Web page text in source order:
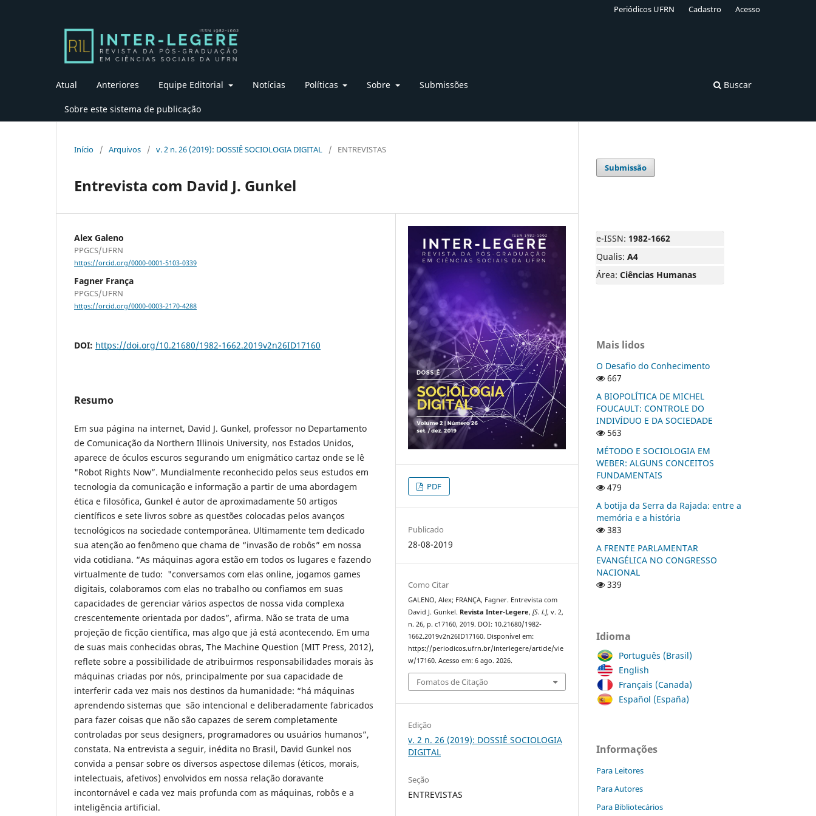
Atual Anteriores Equipe Editorial Notícias Políticas Sobre Submissões
Sobre este sistema de publicação
Buscar
Periódicos UFRN Cadastro Acesso
Início / Arquivos / v. 2 n. 26 (2019): DOSSIÊ SOCIOLOGIA DIGITAL / ENTREVISTAS
Entrevista com David J. Gunkel
Alex Galeno
PPGCS/UFRN
https://orcid.org/0000-0001-5103-0339
Fagner França
PPGCS/UFRN
https://orcid.org/0000-0003-2170-4288
DOI: https://doi.org/10.21680/1982-1662.2019v2n26ID17160
Resumo
Em sua página na internet, David J. Gunkel, professor no Departamento
de Comunicação da Northern Illinois University, nos Estados Unidos,
aparece de óculos escuros segurando um enigmático cartaz onde se lê
"Robot Rights Now”. Mundialmente reconhecido pelos seus estudos em
tecnologia da comunicação e informação a partir de uma abordagem
ética e filosófica, Gunkel é autor de aproximadamente 50 artigos
científicos e sete livros sobre as questões colocadas pelos avanços
tecnológicos na sociedade contemporânea. Ultimamente tem dedicado
sua atenção ao fenômeno que chama de “invasão de robôs” em nossa
vida cotidiana. “As máquinas agora estão em todos os lugares e fazendo
virtualmente de tudo: "conversamos com elas online, jogamos games
digitais, colaboramos com elas no trabalho ou confiamos em suas
capacidades de gerenciar vários aspectos de nossa vida complexa
crescentemente orientada por dados”, afirma. Não se trata de uma
projeção de ficção científica, mas algo que já está acontecendo. Em uma
de suas mais conhecidas obras, The Machine Question (MIT Press, 2012),
reflete sobre a possibilidade de atribuirmos responsabilidades morais às
máquinas criadas por nós, principalmente por sua capacidade de
interferir cada vez mais nos destinos da humanidade: “há máquinas
aprendendo sistemas que são intencional e deliberadamente fabricados
para fazer coisas que não são capazes de serem completamente
controladas por seus designers, programadores ou usuários humanos”,
constata. Na entrevista a seguir, inédita no Brasil, David Gunkel nos
convida a pensar sobre os diversos aspectose dilemas (éticos, morais,
intelectuais, afetivos) envolvidos em nossa relação doravante
incontornável e cada vez mais profunda com as máquinas, robôs e a
inteligência artificial.
PDF
Publicado
28-08-2019
Como Citar
GALENO, Alex; FRANÇA, Fagner. Entrevista com
David J. Gunkel. Revista Inter-Legere,[S. l.], v. 2,
n. 26, p. c17160, 2019. DOI: 10.21680/1982-
1662.2019v2n26ID17160. Disponível em:
https://periodicos.ufrn.br/interlegere/article/vie
w/17160. Acesso em: 6 ago. 2026.
Fomatos de Citação
Edição
v. 2 n. 26 (2019): DOSSIÊ SOCIOLOGIA
DIGITAL
Seção
ENTREVISTAS
Submissão
e-ISSN: 1982-1662
Qualis: A4
Área: Ciências Humanas
Mais lidos
O Desafio do Conhecimento
667
A BIOPOLÍTICA DE MICHEL
FOUCAULT: CONTROLE DO
INDIVÍDUO E DA SOCIEDADE
563
MÉTODO E SOCIOLOGIA EM
WEBER: ALGUNS CONCEITOS
FUNDAMENTAIS
479
A botija da Serra da Rajada: entre a
memória e a história
383
A FRENTE PARLAMENTAR
EVANGÉLICA NO CONGRESSO
NACIONAL
339
Idioma
Português (Brasil)
English
Français (Canada)
Español (España)
Informações
Para Leitores
Para Autores
Para Bibliotecários